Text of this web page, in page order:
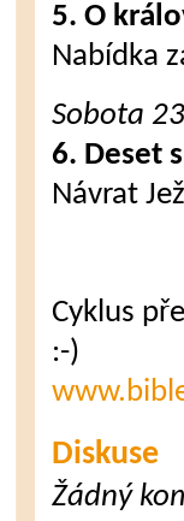
5. O
Nabídka
Sobota
6. Deset
Návrat
Cyklus
:-)
Diskuse
Žádný